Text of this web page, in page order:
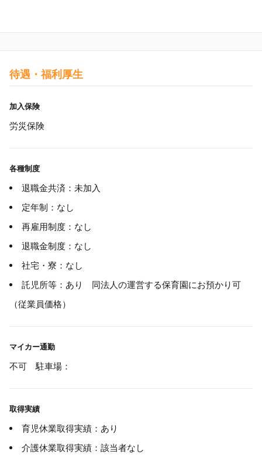
待遇・福利厚生
加入保険
労災保険
各種制度
退職金共済：未加入
定年制：なし
再雇用制度：なし
退職金制度：なし
社宅・寮：なし
託児所等：あり 同法人の運営する保育園にお預かり可
（従業員価格）
マイカー通勤
不可 駐車場：
取得実績
育児休業取得実績：あり
介護休業取得実績：該当者なし